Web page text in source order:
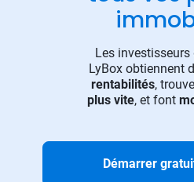
Les
LyBox obtiennent
rentabilités,
plus vite, et font
Démarrer